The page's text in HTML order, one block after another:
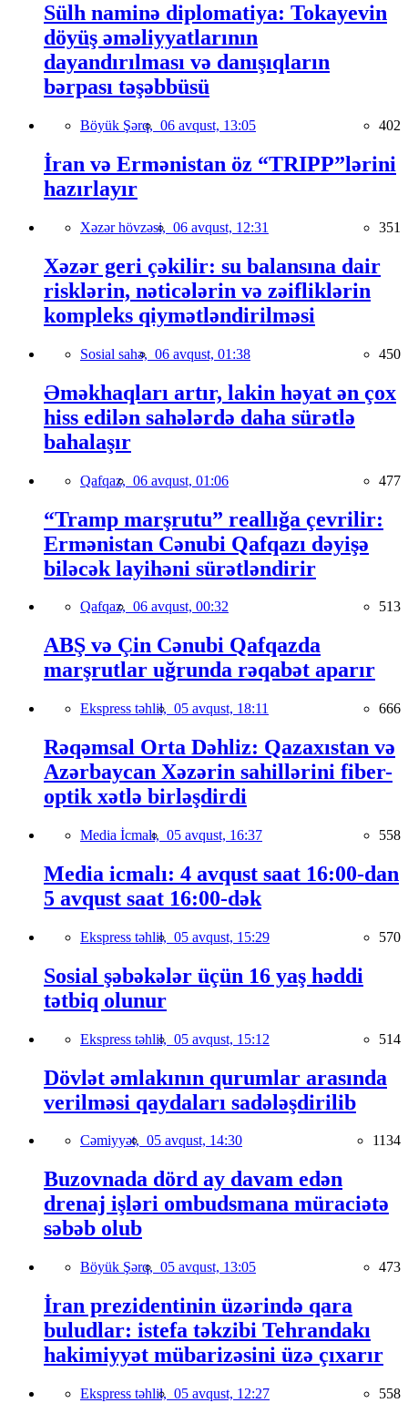
Sülh naminə diplomatiya: Tokayevin
döyüş əməliyyatlarının
dayandırılması və danışıqların
bərpası təşəbbüsü
Böyük Şərq, 06 avqust, 13:05 402
İran və Ermənistan öz “TRIPP”lərini
hazırlayır
Xəzər hövzəsi, 06 avqust, 12:31 351
Xəzər geri çəkilir: su balansına dair
risklərin, nəticələrin və zəifliklərin
kompleks qiymətləndirilməsi
Sosial sahə, 06 avqust, 01:38 450
Əməkhaqları artır, lakin həyat ən çox
hiss edilən sahələrdə daha sürətlə
bahalaşır
Qafqaz, 06 avqust, 01:06 477
“Tramp marşrutu” reallığa çevrilir:
Ermənistan Cənubi Qafqazı dəyişə
biləcək layihəni sürətləndirir
Qafqaz, 06 avqust, 00:32 513
ABŞ və Çin Cənubi Qafqazda
marşrutlar uğrunda rəqabət aparır
Ekspress təhlil, 05 avqust, 18:11 666
Rəqəmsal Orta Dəhliz: Qazaxıstan və
Azərbaycan Xəzərin sahillərini fiber-
optik xətlə birləşdirdi
Media İcmalı, 05 avqust, 16:37 558
Media icmalı: 4 avqust saat 16:00-dan
5 avqust saat 16:00-dək
Ekspress təhlil, 05 avqust, 15:29 570
Sosial şəbəkələr üçün 16 yaş həddi
tətbiq olunur
Ekspress təhlil, 05 avqust, 15:12 514
Dövlət əmlakının qurumlar arasında
verilməsi qaydaları sadələşdirilib
Cəmiyyət, 05 avqust, 14:30 1134
Buzovnada dörd ay davam edən
drenaj işləri ombudsmana müraciətə
səbəb olub
Böyük Şərq, 05 avqust, 13:05 473
İran prezidentinin üzərində qara
buludlar: istefa təkzibi Tehrandakı
hakimiyyət mübarizəsini üzə çıxarır
Ekspress təhlil, 05 avqust, 12:27 558